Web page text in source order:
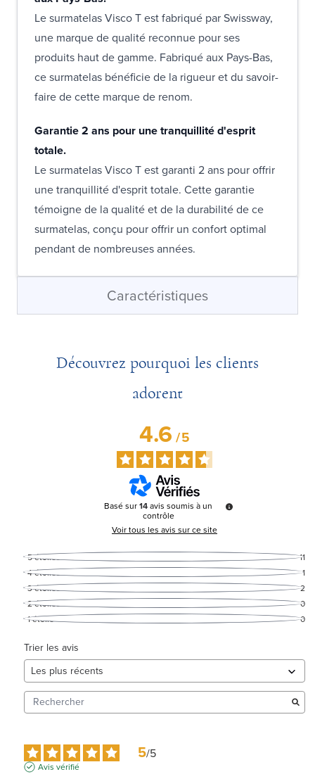
Le surmatelas Visco T est fabriqué par Swissway,
une marque de qualité reconnue pour ses
produits haut de gamme. Fabriqué aux Pays-Bas,
ce surmatelas bénéficie de la rigueur et du savoir-
faire de cette marque de renom.
Garantie 2 ans pour une tranquillité d'esprit
totale.
Le surmatelas Visco T est garanti 2 ans pour offrir
une tranquillité d'esprit totale. Cette garantie
témoigne de la qualité et de la durabilité de ce
surmatelas, conçu pour offrir un confort optimal
pendant de nombreuses années.
Caractéristiques
Découvrez pourquoi les clients
adorent
4.6/5
Basé sur14avis soumis à un
contrôle
Voir tous les avis sur ce site
5étoiles
11
4étoiles
1
3étoiles
2
2étoiles
0
1étoile 0
Trier les avis
5/5
Avis vérifié